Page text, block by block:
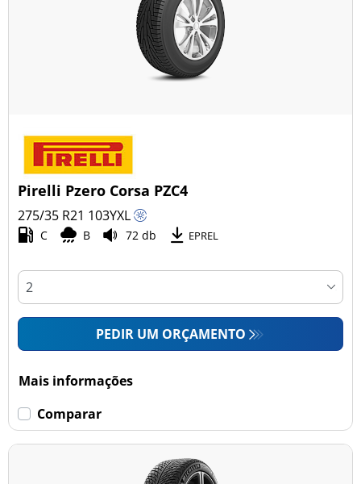
Pirelli Pzero Corsa PZC4
275/35 R21 103YXL
C B 72 db EPREL
PEDIR UM ORÇAMENTO
Mais informações
Comparar